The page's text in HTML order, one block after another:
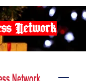
Network